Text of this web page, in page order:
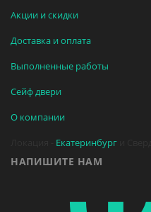
Акции и скидки
Доставка и оплата
Выполненные работы
Сейф двери
О компании
Екатеринбург
НАПИШИТЕ НАМ